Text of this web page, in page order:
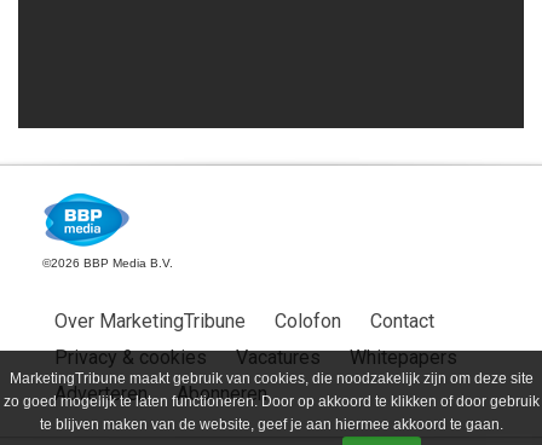
MarketingTribune maakt gebruik van cookies, die noodzakelijk zijn om deze site
zo goed mogelijk te laten functioneren. Door op akkoord te klikken of door gebruik
te blijven maken van de website, geef je aan hiermee akkoord te gaan.
©2026 BBP Media B.V.
Over MarketingTribune Colofon
Contact
Privacy & cookies
Vacatures
Whitepapers
Adverteren
Abonneren